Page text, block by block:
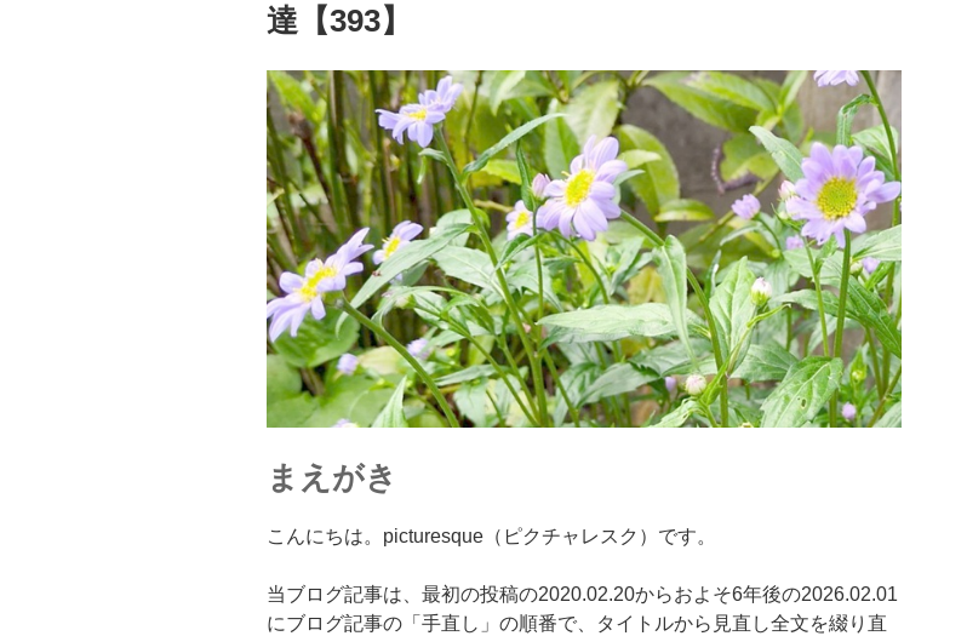
達【393】
まえがき
こんにちは。picturesque（ピクチャレスク）です。
当ブログ記事は、最初の投稿の2020.02.20からおよそ6年後の2026.02.01
にブログ記事の「手直し」の順番で、タイトルから見直し全文を綴り直